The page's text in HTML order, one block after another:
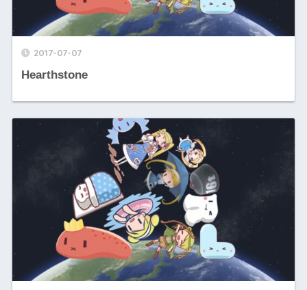
2017-07-07
Hearthstone